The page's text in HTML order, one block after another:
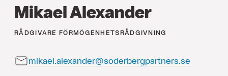
Mikael Alexander
RÅDGIVARE FÖRMÖGENHETSRÅDGIVNING
mikael.alexander@soderbergpartners.se